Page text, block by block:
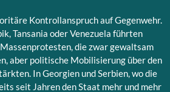
Kontrollanspruch auf Gegenwehr.
Tansania oder Venezuela führten
die zwar gewaltsam
aber politische Mobilisierung über den
In Georgien und Serbien, wo die
seit Jahren den Staat mehr und mehr